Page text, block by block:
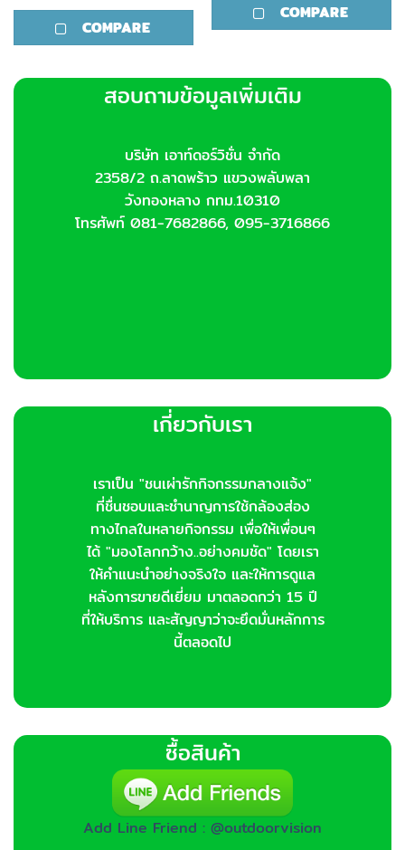
COMPARE
COMPARE
สอบถามข้อมูลเพิ่มเติม
บริษัท เอาท์ดอร์วิชั่น จำกัด
2358/2 ถ.ลาดพร้าว แขวงพลับพลา
วังทองหลาง กทม.10310
โทรศัพท์ 081-7682866, 095-3716866
เกี่ยวกับเรา
เราเป็น "ชนเผ่ารักกิจกรรมกลางแจ้ง"
ที่ชื่นชอบและชำนาญการใช้กล้องส่อง
ทางไกลในหลายกิจกรรม เพื่อให้เพื่อนๆ
ได้ "มองโลกกว้าง..อย่างคมชัด" โดยเรา
ให้คำแนะนำอย่างจริงใจ และให้การดูแล
หลังการขายดีเยี่ยม มาตลอดกว่า 15 ปี
ที่ให้บริการ และสัญญาว่าจะยึดมั่นหลักการ
นี้ตลอดไป
ซื้อสินค้า
Add Line Friend : @outdoorvision